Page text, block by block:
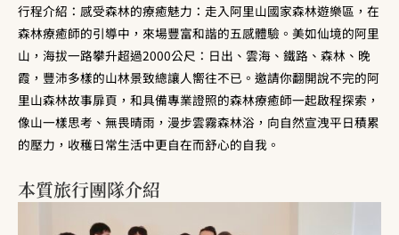
行程介紹： 感受森林的療癒魅力：走入阿里山國家森林遊樂區，在
森林療癒師的引導中，來場豐富和諧的五感體驗。 美如仙境的阿里
山，海拔一路攀升超過2000公尺：日出、雲海、鐵路、森林、晚
霞，豐沛多樣的山林景致總讓人嚮往不已。邀請你翻開說不完的阿
里山森林故事扉頁，和具備專業證照的森林療癒師一起啟程探索，
像山一樣思考、無畏晴雨，漫步雲霧森林浴，向自然宣洩平日積累
的壓力，收穫日常生活中更自在而舒心的自我。
本質旅行團隊介紹